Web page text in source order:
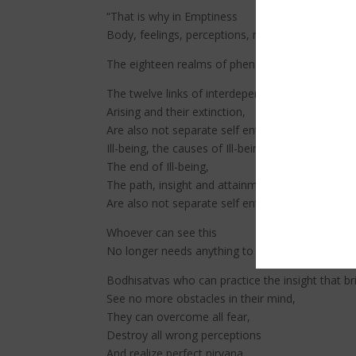
“That is why in Emptiness
Body, feelings, perceptions, mental formations
The eighteen realms of phenomena, which are
The twelve links of interdependent
Arising and their extinction,
Are also not separate self entities.
Ill-being, the causes of Ill-being
The end of Ill-being,
The path, insight and attainment
Are also not separate self entities.
Whoever can see this
No longer needs anything to attain.
Bodhisatvas who can practice the insight that
See no more obstacles in their mind,
They can overcome all fear,
Destroy all wrong perceptions